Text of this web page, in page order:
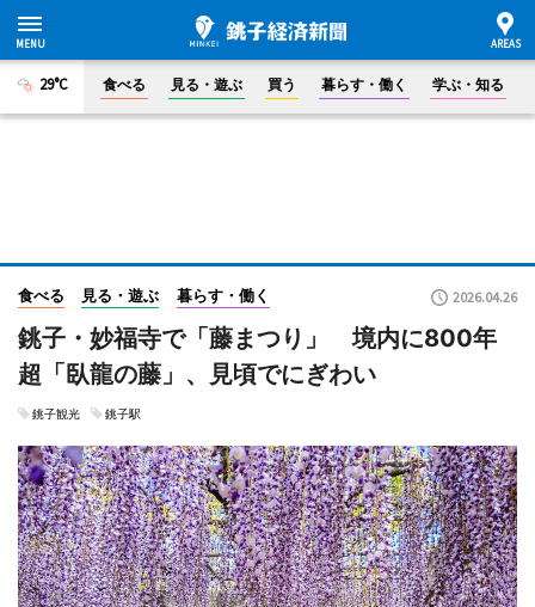
29°C 食べる 見る・遊ぶ 買う 暮らす・働く 学ぶ・知る
食べる 見る・遊ぶ 暮らす・働く 2026.04.26
銚子・妙福寺で「藤まつり」 境内に800年
超「臥龍の藤」、見頃でにぎわい
銚子観光 銚子駅